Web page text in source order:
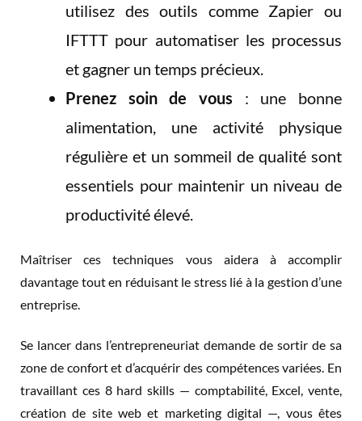
utilisez des outils comme Zapier ou
IFTTT pour automatiser les processus
et gagner un temps précieux.
Prenez soin de vous : une bonne
alimentation, une activité physique
régulière et un sommeil de qualité sont
essentiels pour maintenir un niveau de
productivité élevé.
Maîtriser ces techniques vous aidera à accomplir
davantage tout en réduisant le stress lié à la gestion d’une
entreprise.
Se lancer dans l’entrepreneuriat demande de sortir de sa
zone de confort et d’acquérir des compétences variées. En
travaillant ces 8 hard skills — comptabilité, Excel, vente,
création de site web et marketing digital —, vous êtes